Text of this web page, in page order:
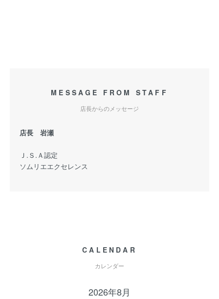
MESSAGE FROM STAFF
店長からのメッセージ
店長 岩瀬
Ｊ.Ｓ.Ａ認定
ソムリエエクセレンス
CALENDAR
カレンダー
2026年8月